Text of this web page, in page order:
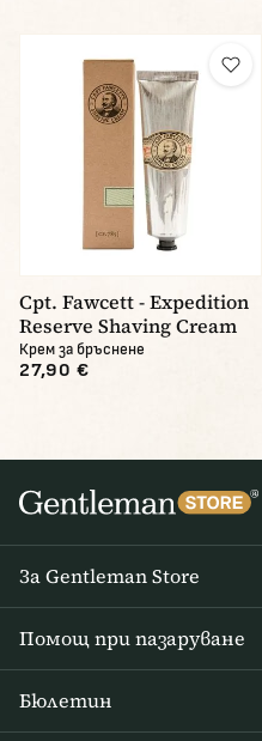
Cpt. Fawcett - Expedition
Reserve Shaving Cream
Крем за бръснене
27,90 €
За Gentleman Store
Помощ при пазаруване
Бюлетин